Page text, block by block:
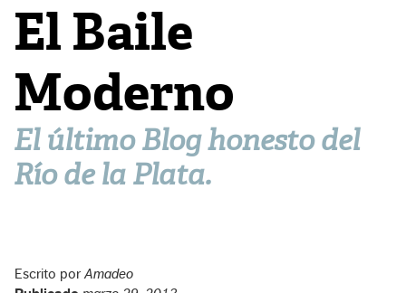
El Baile
Moderno
El último Blog honesto del
Río de la Plata.
Escrito porAmadeo